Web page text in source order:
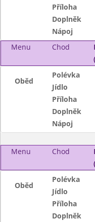
Příloha
Doplněk
Nápoj
Menu
Chod
Oběd
Polévka
Jídlo
Příloha
Doplněk
Nápoj
Menu Chod
Oběd
Polévka
Jídlo
Příloha
Doplněk